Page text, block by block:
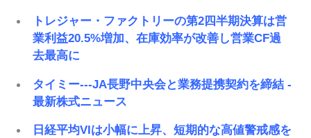
トレジャー・ファクトリーの第2四半期決算は営
業利益20.5%増加、在庫効率が改善し営業CF過
去最高に
タイミー---JA長野中央会と業務提携契約を締結 -
最新株式ニュース
日経平均VIは小幅に上昇、短期的な高値警戒感を